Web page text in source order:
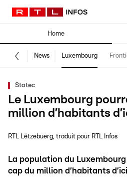
Home
News Luxembourg
Statec
Le Luxembourg
million d’habitants
RTL Lëtzebuerg traduit pour RTL Infos
La population du
cap du million d’habitants